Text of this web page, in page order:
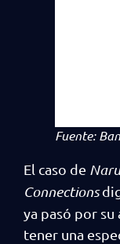
Fuente:
El caso de
Connections
ya pasó por su
tener una